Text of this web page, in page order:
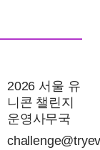
2026 서울 유
니콘 챌린지
운영사무국